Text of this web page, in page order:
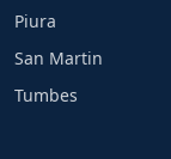
Piura
San Martin
Tumbes